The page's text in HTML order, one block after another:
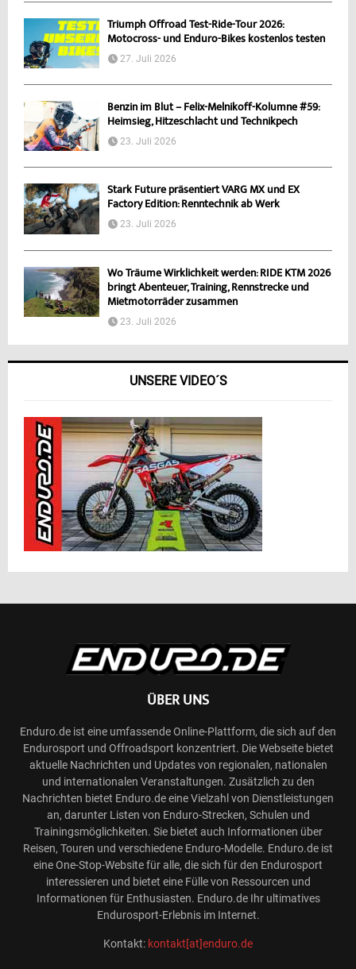
Triumph Offroad Test-Ride-Tour 2026:
Motocross- und Enduro-Bikes kostenlos testen
27. Juli 2026
Benzin im Blut – Felix-Melnikoff-Kolumne #59:
Heimsieg, Hitzeschlacht und Technikpech
23. Juli 2026
Stark Future präsentiert VARG MX und EX
Factory Edition: Renntechnik ab Werk
23. Juli 2026
Wo Träume Wirklichkeit werden: RIDE KTM 2026
bringt Abenteuer, Training, Rennstrecke und
Mietmotorräder zusammen
23. Juli 2026
UNSERE VIDEO´S
ÜBER UNS
Enduro.de ist eine umfassende Online-Plattform, die sich auf den
Endurosport und Offroadsport konzentriert. Die Webseite bietet
aktuelle Nachrichten und Updates von regionalen, nationalen
und internationalen Veranstaltungen. Zusätzlich zu den
Nachrichten bietet Enduro.de eine Vielzahl von Dienstleistungen
an, darunter Listen von Enduro-Strecken, Schulen und
Trainingsmöglichkeiten. Sie bietet auch Informationen über
Reisen, Touren und verschiedene Enduro-Modelle. Enduro.de ist
eine One-Stop-Website für alle, die sich für den Endurosport
interessieren und bietet eine Fülle von Ressourcen und
Informationen für Enthusiasten. Enduro.de Ihr ultimatives
Endurosport-Erlebnis im Internet.
Kontakt: kontakt[at]enduro.de